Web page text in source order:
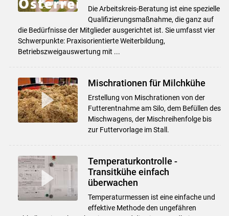
Die Arbeitskreis-Beratung ist eine spezielle
Qualifizierungsmaßnahme, die ganz auf
die Bedürfnisse der Mitglieder ausgerichtet ist. Sie umfasst vier
Schwerpunkte: Praxisorientierte Weiterbildung,
Betriebszweigauswertung mit ...
Mischrationen für Milchkühe
Erstellung von Mischrationen von der
Futterentnahme am Silo, dem Befüllen des
Mischwagens, der Mischreihenfolge bis
zur Futtervorlage im Stall.
Temperaturkontrolle -
Transitkühe einfach
überwachen
Temperaturmessen ist eine einfache und
effektive Methode den ungefähren